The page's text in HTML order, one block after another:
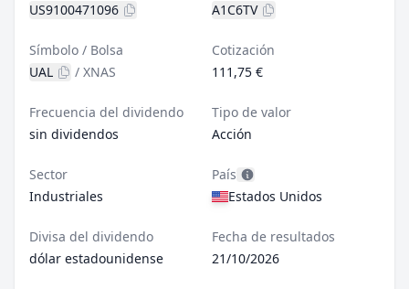
US9100471096
A1C6TV
Símbolo / Bolsa
UAL
/ XNAS
Cotización
111,75 €
Frecuencia del dividendo
sin dividendos
Tipo de valor
Acción
Sector
Industriales
País
Estados Unidos
Divisa del dividendo
dólar estadounidense
Fecha de resultados
21/10/2026